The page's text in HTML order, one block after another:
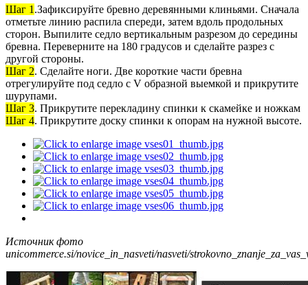
Шаг 1 .Зафиксируйте бревно деревянными клиньями. Сначала
отметьте линию распила спереди, затем вдоль продольных
сторон. Выпилите седло вертикальным разрезом до середины
бревна. Переверните на 180 градусов и сделайте разрез с
другой стороны.
Шаг 2. Сделайте ноги. Две короткие части бревна
отрегулируйте под седло с V образной выемкой и прикрутите
шурупами.
Шаг 3. Прикрутите перекладину спинки к скамейке и ножкам
Шаг 4. Прикрутите доску спинки к опорам на нужной высоте.
Источник фото
unicommerce.si/novice_in_nasveti/nasveti/